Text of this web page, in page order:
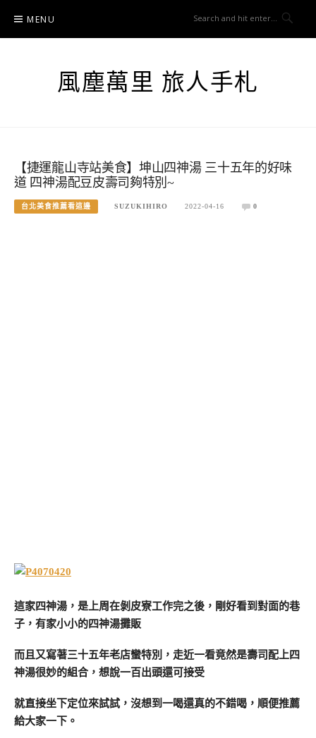
content
MENU
風塵萬里 旅人手札
【捷運龍山寺站美食】坤山四神湯 三十五年的好味
道 四神湯配豆皮壽司夠特別~
台北美食推薦看這邊 SUZUKIHIRO 2022-04-16 0
這家四神湯，是上周在剝皮寮工作完之後，剛好看到對面的巷
子，有家小小的四神湯攤販
而且又寫著三十五年老店蠻特別，走近一看竟然是壽司配上四
神湯很妙的組合，想說一百出頭還可接受
就直接坐下定位來試試，沒想到一喝還真的不錯喝，順便推薦
給大家一下。